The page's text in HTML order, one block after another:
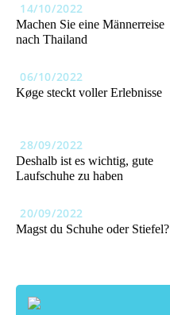
14/10/2022
Machen Sie eine Männerreise
nach Thailand
06/10/2022
Køge steckt voller Erlebnisse
28/09/2022
Deshalb ist es wichtig, gute
Laufschuhe zu haben
20/09/2022
Magst du Schuhe oder Stiefel?